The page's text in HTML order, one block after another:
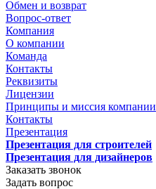
Обмен и возврат
Вопрос-ответ
Компания
О компании
Команда
Контакты
Реквизиты
Лицензии
Принципы и миссия компании
Контакты
Презентация
Презентация для строителей
Презентация для дизайнеров
Заказать звонок
Задать вопрос